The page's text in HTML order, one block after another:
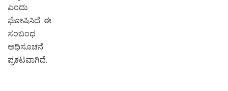
ಎಂದು
ಘೋಷಿಸಿದೆ. ಈ
ಸಂಬಂಧ
ಅಧಿಸೂಚನೆ
ಪ್ರಕಟವಾಗಿದೆ.